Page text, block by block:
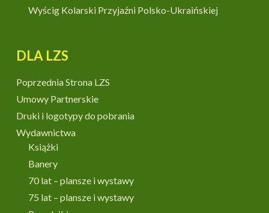
Wyścig Kolarski Przyjaźni Polsko-Ukraińskiej
DLA LZS
Poprzednia Strona LZS
Umowy Partnerskie
Druki i logotypy do pobrania
Wydawnictwa
Książki
Banery
70 lat – plansze i wystawy
75 lat – plansze i wystawy